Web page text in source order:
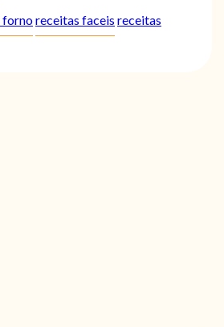
fornoreceitas faceis receitas